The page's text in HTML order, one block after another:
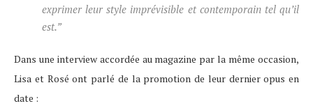
exprimer leur style imprévisible et contemporain tel qu’il
est.”
Dans une interview accordée au magazine par la même occasion,
Lisa et Rosé ont parlé de la promotion de leur dernier opus en
date :